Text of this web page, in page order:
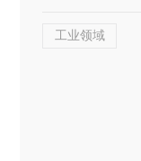
工业领域